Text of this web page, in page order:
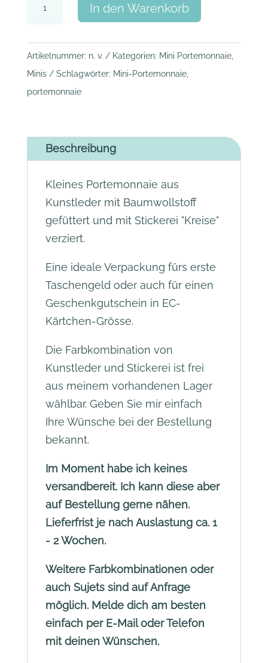
Portemonnaie
Menge
In den Warenkorb
l
t
e
a
t
Artikelnummer: n. v. Kategorien: Mini Portemonnaie,
Minis
Schlagwörter: Mini-Portemonnaie,
portemonnaie
Beschreibung
Kleines Portemonnaie aus
Kunstleder mit Baumwollstoff
gefüttert und mit Stickerei "Kreise"
verziert.
Eine ideale Verpackung fürs erste
Taschengeld oder auch für einen
Geschenkgutschein in EC-
Kärtchen-Grösse.
Die Farbkombination von
Kunstleder und Stickerei ist frei
aus meinem vorhandenen Lager
wählbar. Geben Sie mir einfach
Ihre Wünsche bei der Bestellung
bekannt.
Im Moment habe ich keines
versandbereit. Ich kann diese aber
auf Bestellung gerne nähen.
Lieferfrist je nach Auslastung ca. 1
- 2 Wochen.
Weitere Farbkombinationen oder
auch Sujets sind auf Anfrage
möglich. Melde dich am besten
einfach per E-Mail oder Telefon
mit deinen Wünschen.